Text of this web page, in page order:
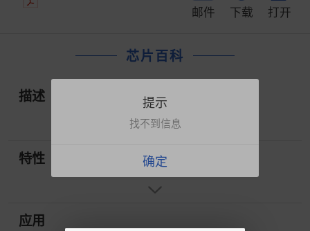
邮件 下载 打开
芯片百科
描述
特性
应用
提示
找不到信息
确定